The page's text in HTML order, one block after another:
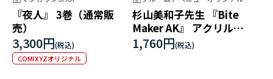
『夜人』 3巻（通常販
売）
3,300円
COMIXYZオリジナル
杉山美和子先生 『Bite
Maker AK』 アクリルス
タンド 小虎三成
1,760円